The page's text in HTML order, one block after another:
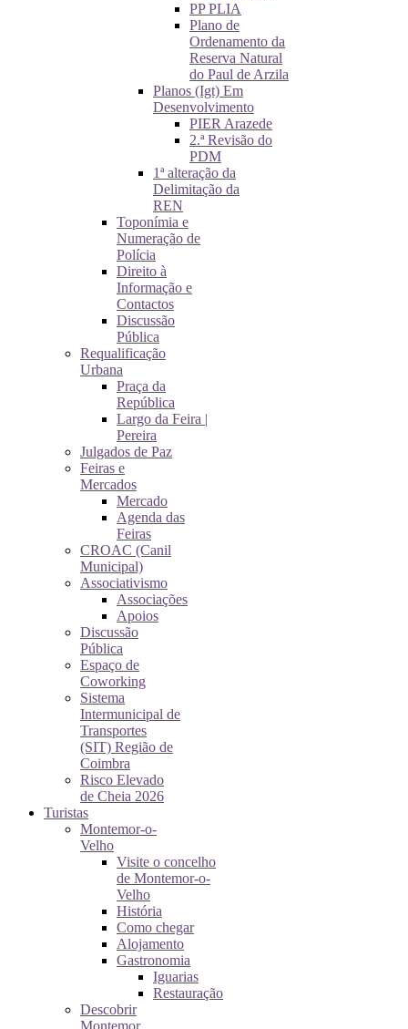
PP PLIA
Plano de
Ordenamento da
Reserva Natural
do Paul de Arzila
Planos (Igt) Em
Desenvolvimento
PIER Arazede
2.ª Revisão do
PDM
1ª alteração da
Delimitação da
REN
Toponímia e
Numeração de
Polícia
Direito à
Informação e
Contactos
Discussão
Pública
Requalificação
Urbana
Praça da
República
Largo da Feira |
Pereira
Julgados de Paz
Feiras e
Mercados
Mercado
Agenda das
Feiras
CROAC (Canil
Municipal)
Associativismo
Associações
Apoios
Discussão
Pública
Espaço de
Coworking
Sistema
Intermunicipal de
Transportes
(SIT) Região de
Coimbra
Risco Elevado
de Cheia 2026
Turistas
Montemor-o-
Velho
Visite o concelho
de Montemor-o-
Velho
História
Como chegar
Alojamento
Gastronomia
Iguarias
Restauração
Descobrir
Montemor